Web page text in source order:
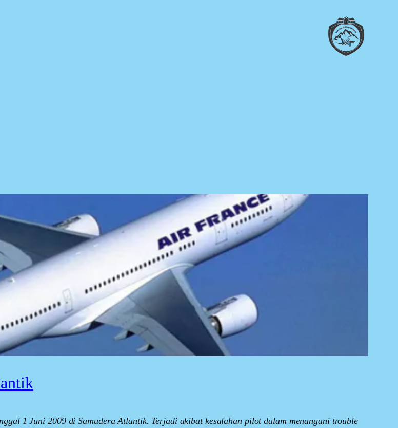
1 Juni 2009 di Samudera Atlantik. Terjadi akibat kesalahan pilot dalam menangani trouble